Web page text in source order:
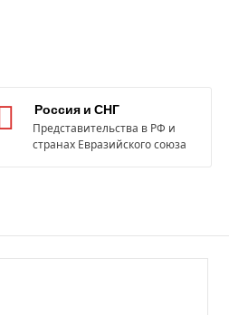
Россия и СНГ
Представительства в РФ и
странах Евразийского союза